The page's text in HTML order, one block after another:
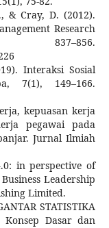
& Cray, D. (2012).
Research
Interaksi Sosial
7(1), 149–166.
kepuasan kerja
pegawai pada
Jurnal Ilmiah
in perspective of
Leadership
Limited.
STATISTIKA
Konsep Dasar dan